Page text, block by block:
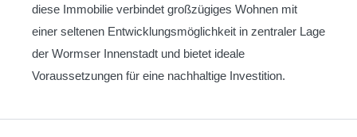
diese Immobilie verbindet großzügiges Wohnen mit
einer seltenen Entwicklungsmöglichkeit in zentraler Lage
der Wormser Innenstadt und bietet ideale
Voraussetzungen für eine nachhaltige Investition.